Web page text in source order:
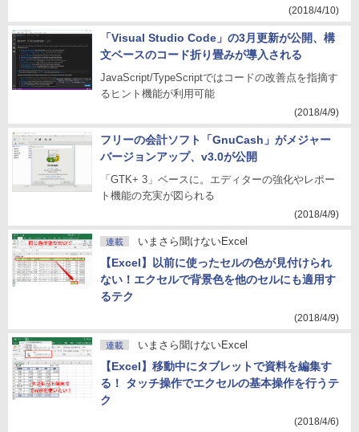
(2018/4/10)
「Visual Studio Code」の3月更新が公開、構
文ベースのコード折り畳みが導入される
JavaScript/TypeScriptではコードの改善点を指摘す
るヒント機能が利用可能
(2018/4/9)
フリーの会計ソフト「GnuCash」がメジャー
バージョンアップ、v3.0が公開
「GTK+ 3」ベースに。エディターの強化やレポー
ト機能の充実が図られる
(2018/4/9)
連載 いまさら聞けないExcel
【Excel】以前に使ったセルの色が見付けられ
ない！エクセルで背景色を他のセルにも適用す
るテク
(2018/4/9)
連載 いまさら聞けないExcel
【Excel】移動中にタブレットで資料を編集す
る！ タッチ操作でエクセルの基本操作を行うテ
ク
(2018/4/6)